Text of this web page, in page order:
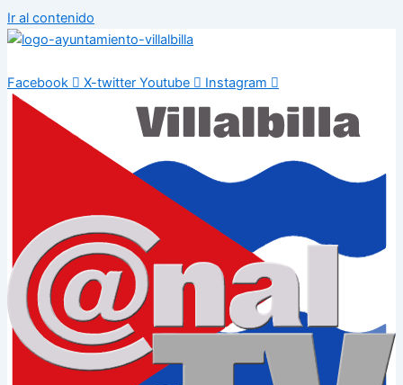
Ir al contenido
Facebook X-twitter Youtube Instagram